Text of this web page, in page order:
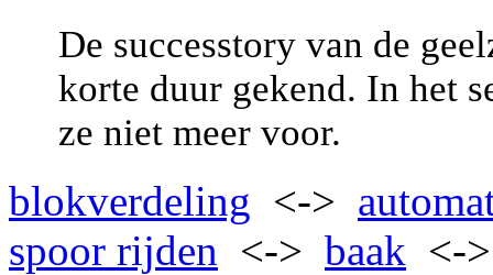
De successtory van de
korte duur gekend. In het
ze niet meer voor.
blokverdeling <->
spoor rijden <-> baak <-